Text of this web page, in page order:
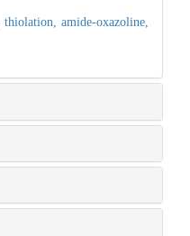
thiolation, amide-oxazoline,